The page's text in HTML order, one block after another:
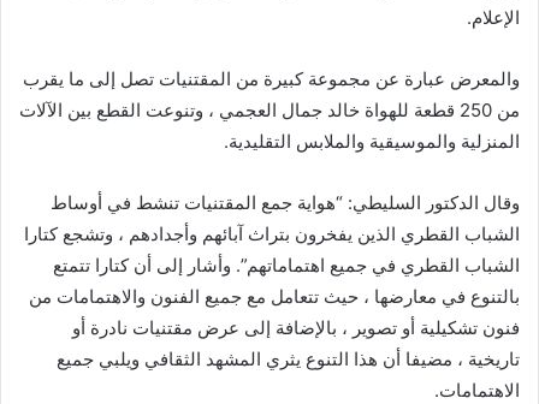
الإعلام.
والمعرض عبارة عن مجموعة كبيرة من المقتنيات تصل إلى ما يقرب
من 250 قطعة للهواة خالد جمال العجمي ، وتنوعت القطع بين الآلات
المنزلية والموسيقية والملابس التقليدية.
وقال الدكتور السليطي: “هواية جمع المقتنيات تنشط في أوساط
الشباب القطري الذين يفخرون بتراث آبائهم وأجدادهم ، وتشجع كتارا
الشباب القطري في جميع اهتماماتهم”. وأشار إلى أن كتارا تتمتع
بالتنوع في معارضها ، حيث تتعامل مع جميع الفنون والاهتمامات من
فنون تشكيلية أو تصوير ، بالإضافة إلى عرض مقتنيات نادرة أو
تاريخية ، مضيفا أن هذا التنوع يثري المشهد الثقافي ويلبي جميع
الاهتمامات.